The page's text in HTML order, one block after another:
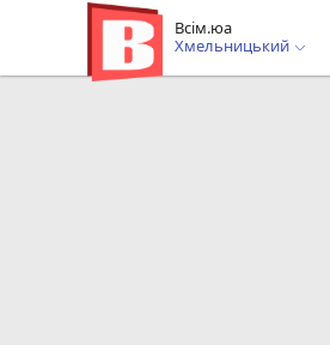
Всім.юа
Хмельницький